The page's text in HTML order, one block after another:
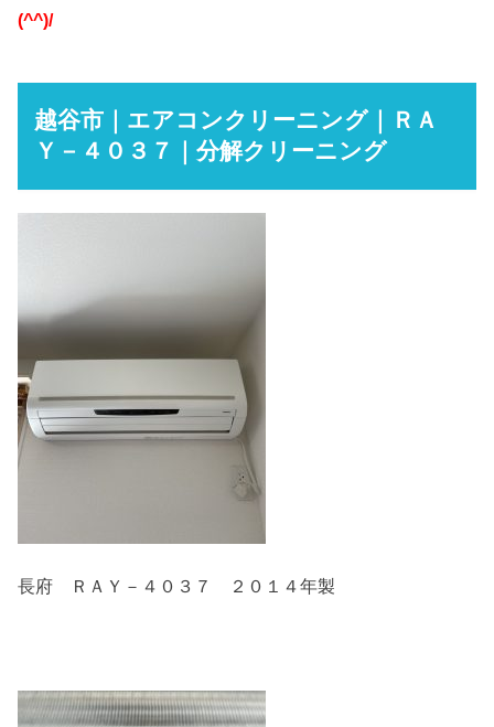
(^^)/
越谷市｜エアコンクリーニング｜ＲＡ
Ｙ－４０３７｜分解クリーニング
長府 ＲＡＹ－４０３７ ２０１４年製